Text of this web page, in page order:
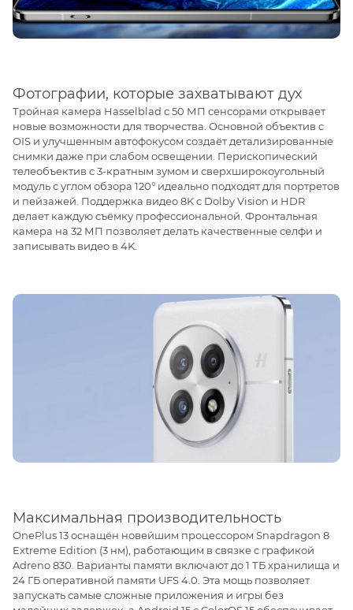
Фотографии, которые захватывают дух
Тройная камера Hasselblad с 50 МП сенсорами открывает
новые возможности для творчества. Основной объектив с
OIS и улучшенным автофокусом создаёт детализированные
снимки даже при слабом освещении. Перископический
телеобъектив с 3-кратным зумом и сверхширокоугольный
модуль с углом обзора 120° идеально подходят для портретов
и пейзажей. Поддержка видео 8K с Dolby Vision и HDR
делает каждую съёмку профессиональной. Фронтальная
камера на 32 МП позволяет делать качественные селфи и
записывать видео в 4K.
Максимальная производительность
OnePlus 13 оснащён новейшим процессором Snapdragon 8
Extreme Edition (3 нм), работающим в связке с графикой
Adreno 830. Варианты памяти включают до 1 ТБ хранилища и
24 ГБ оперативной памяти UFS 4.0. Эта мощь позволяет
запускать самые сложные приложения и игры без